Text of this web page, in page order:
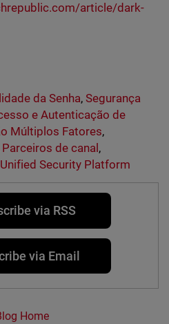
article/dark-
da Senha,Segurança
e Autenticação de
Múltiplos Fatores,
Parceiros de canal ,
Unified Security Platform
via RSS
via Email
Home